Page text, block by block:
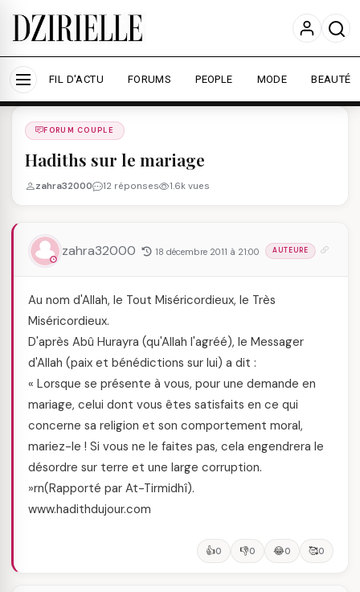
Nous utilisons des cookies pour améliorer votre
expérience et mesurer l'audience.
En savoir plus
Accepter tout Personnaliser
FIL D'ACTU FORUMS PEOPLE MODE BEAUTÉ
Forums
FORUM COUPLE
Hadiths sur le mariage
zahra32000 12 réponses 1.6k vues
zahra32000 18 décembre 2011 à 21:00 AUTEURE
Au nom d'Allah, le Tout Miséricordieux, le Très
Miséricordieux.
D'après Abû Hurayra (qu'Allah l'agréé), le Messager
d'Allah (paix et bénédictions sur lui) a dit :
« Lorsque se présente à vous, pour une demande en
mariage, celui dont vous êtes satisfaits en ce qui
concerne sa religion et son comportement moral,
mariez-le ! Si vous ne le faites pas, cela engendrera le
désordre sur terre et une large corruption.
»rn(Rapporté par At-Tirmidhî).
www.hadithdujour.com
👍0 👎0 😂0 🥰0